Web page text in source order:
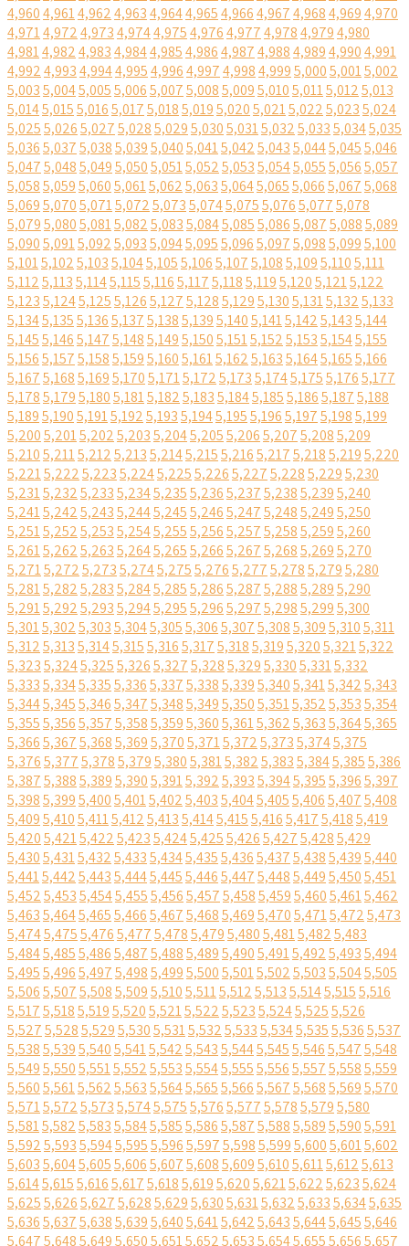
4,9604,9614,9624,9634,9644,9654,9664,9674,9684,9694,970
4,9714,9724,9734,9744,9754,9764,9774,9784,9794,980
4,9814,9824,9834,9844,9854,9864,9874,9884,9894,9904,991
4,9924,9934,9944,9954,9964,9974,9984,9995,0005,0015,002
5,0035,0045,0055,0065,0075,0085,0095,0105,0115,0125,013
5,0145,0155,0165,0175,0185,0195,0205,0215,0225,0235,024
5,0255,0265,0275,0285,0295,0305,0315,0325,0335,0345,035
5,0365,0375,0385,0395,0405,0415,0425,0435,0445,0455,046
5,0475,0485,0495,0505,0515,0525,0535,0545,0555,0565,057
5,0585,0595,0605,0615,0625,0635,0645,0655,0665,0675,068
5,0695,0705,0715,0725,0735,0745,0755,0765,0775,078
5,0795,0805,0815,0825,0835,0845,0855,0865,0875,0885,089
5,0905,0915,0925,0935,0945,0955,0965,0975,0985,0995,100
5,1015,1025,1035,1045,1055,1065,1075,1085,1095,1105,111
5,1125,1135,1145,1155,1165,1175,1185,1195,1205,1215,122
5,1235,1245,1255,1265,1275,1285,1295,1305,1315,1325,133
5,1345,1355,1365,1375,1385,1395,1405,1415,1425,1435,144
5,1455,1465,1475,1485,1495,1505,1515,1525,1535,1545,155
5,1565,1575,1585,1595,1605,1615,1625,1635,1645,1655,166
5,1675,1685,1695,1705,1715,1725,1735,1745,1755,1765,177
5,1785,1795,1805,1815,1825,1835,1845,1855,1865,1875,188
5,1895,1905,1915,1925,1935,1945,1955,1965,1975,1985,199
5,2005,2015,2025,2035,2045,2055,2065,2075,2085,209
5,2105,2115,2125,2135,2145,2155,2165,2175,2185,2195,220
5,2215,2225,2235,2245,2255,2265,2275,2285,2295,230
5,2315,2325,2335,2345,2355,2365,2375,2385,2395,240
5,2415,2425,2435,2445,2455,2465,2475,2485,2495,250
5,2515,2525,2535,2545,2555,2565,2575,2585,2595,260
5,2615,2625,2635,2645,2655,2665,2675,2685,2695,270
5,2715,2725,2735,2745,2755,2765,2775,2785,2795,280
5,2815,2825,2835,2845,2855,2865,2875,2885,2895,290
5,2915,2925,2935,2945,2955,2965,2975,2985,2995,300
5,3015,3025,3035,3045,3055,3065,3075,3085,3095,3105,311
5,3125,3135,3145,3155,3165,3175,3185,3195,3205,3215,322
5,3235,3245,3255,3265,3275,3285,3295,3305,3315,332
5,3335,3345,3355,3365,3375,3385,3395,3405,3415,3425,343
5,3445,3455,3465,3475,3485,3495,3505,3515,3525,3535,354
5,3555,3565,3575,3585,3595,3605,3615,3625,3635,3645,365
5,3665,3675,3685,3695,3705,3715,3725,3735,3745,375
5,3765,3775,3785,3795,3805,3815,3825,3835,3845,3855,386
5,3875,3885,3895,3905,3915,3925,3935,3945,3955,3965,397
5,3985,3995,4005,4015,4025,4035,4045,4055,4065,4075,408
5,4095,4105,4115,4125,4135,4145,4155,4165,4175,4185,419
5,4205,4215,4225,4235,4245,4255,4265,4275,4285,429
5,4305,4315,4325,4335,4345,4355,4365,4375,4385,4395,440
5,4415,4425,4435,4445,4455,4465,4475,4485,4495,4505,451
5,4525,4535,4545,4555,4565,4575,4585,4595,4605,4615,462
5,4635,4645,4655,4665,4675,4685,4695,4705,4715,4725,473
5,4745,4755,4765,4775,4785,4795,4805,4815,4825,483
5,4845,4855,4865,4875,4885,4895,4905,4915,4925,4935,494
5,4955,4965,4975,4985,4995,5005,5015,5025,5035,5045,505
5,5065,5075,5085,5095,5105,5115,5125,5135,5145,5155,516
5,5175,5185,5195,5205,5215,5225,5235,5245,5255,526
5,5275,5285,5295,5305,5315,5325,5335,5345,5355,5365,537
5,5385,5395,5405,5415,5425,5435,5445,5455,5465,5475,548
5,5495,5505,5515,5525,5535,5545,5555,5565,5575,5585,559
5,5605,5615,5625,5635,5645,5655,5665,5675,5685,5695,570
5,5715,5725,5735,5745,5755,5765,5775,5785,5795,580
5,5815,5825,5835,5845,5855,5865,5875,5885,5895,5905,591
5,5925,5935,5945,5955,5965,5975,5985,5995,6005,6015,602
5,6035,6045,6055,6065,6075,6085,6095,6105,6115,6125,613
5,6145,6155,6165,6175,6185,6195,6205,6215,6225,6235,624
5,6255,6265,6275,6285,6295,6305,6315,6325,6335,6345,635
5,6365,6375,6385,6395,6405,6415,6425,6435,6445,6455,646
5,6475,6485,6495,6505,6515,6525,6535,6545,6555,6565,657